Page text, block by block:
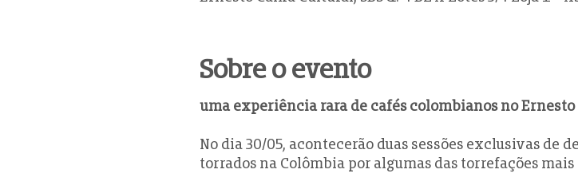
Sobre o evento
uma experiência rara de cafés colombianos no
No dia 30/05, acontecerão duas sessões exclusivas de
torrados na Colômbia por algumas das torrefações